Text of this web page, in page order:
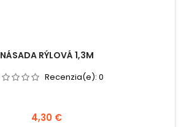
NÁSADA RÝLOVÁ 1,3M
Recenzia(e): 0
4,30 €